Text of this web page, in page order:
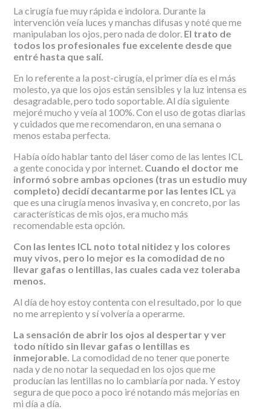
La cirugía fue muy rápida e indolora. Durante la
intervención veía luces y manchas difusas y noté que me
manipulaban los ojos, pero nada de dolor. El trato de
todos los profesionales fue excelente desde que
entré hasta que salí.
En lo referente a la post-cirugía, el primer día es el más
molesto, ya que los ojos están sensibles y la luz intensa es
desagradable, pero todo soportable. Al día siguiente
mejoré mucho y veía al 100%. Con el uso de gotas diarias
y cuidados que me recomendaron, en una semana o
menos estaba perfecta.
Había oído hablar tanto del láser como de las lentes ICL
a gente conocida y por internet. Cuando el doctor me
informó sobre ambas opciones (tras un estudio muy
completo) decidí decantarme por las lentes ICL ya
que es una cirugía menos invasiva y, en concreto, por las
características de mis ojos, era mucho más
recomendable esta opción.
Con las lentes ICL noto total nitidez y los colores
muy vivos, pero lo mejor es la comodidad de no
llevar gafas o lentillas, las cuales cada vez toleraba
menos.
Al día de hoy estoy contenta con el resultado, por lo que
no me arrepiento y sí volvería a operarme.
La sensación de abrir los ojos al despertar y ver
todo nítido sin llevar gafas o lentillas es
inmejorable. La comodidad de no tener que ponerte
nada y de no notar la sequedad en los ojos que me
producían las lentillas no lo cambiaría por nada. Y estoy
segura de que poco a poco iré notando más mejorías en
mi día a día.